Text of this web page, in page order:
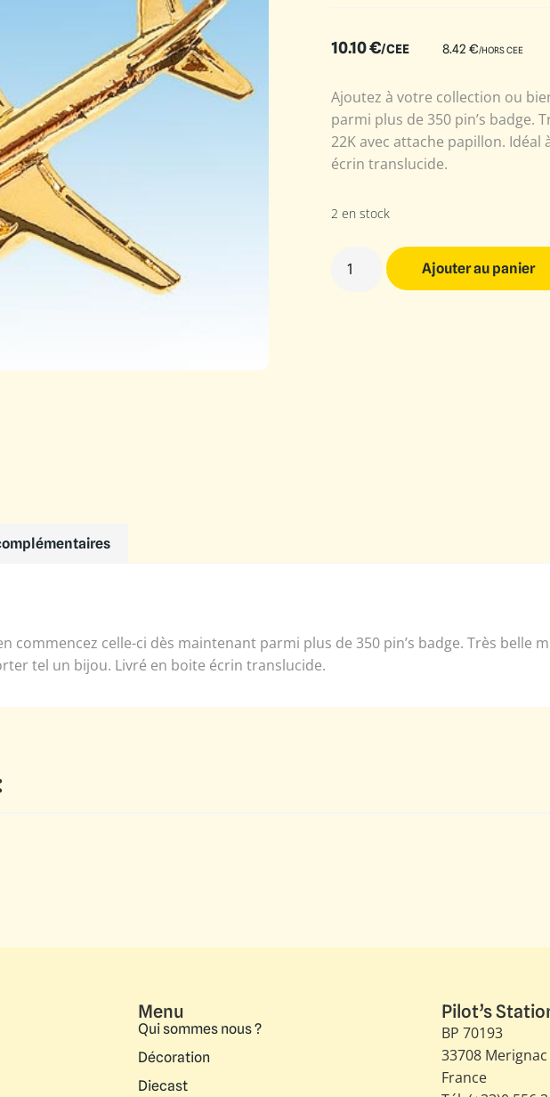
10.10€/CEE 8.42 €/HORS CEE
Ajoutez à votre collection ou
parmi plus de 350 pin’s badge.
22K avec attache papillon.
écrin translucide.
2 en stock
Ajouter au panier
commencez celle-ci dès maintenant parmi plus de 350 pin’s badge. Très belle
tel un bijou. Livré en boite écrin translucide.
Menu
Qui sommes nous ?
Décoration
Diecast
Pilot’s
BP 70193
33708
France